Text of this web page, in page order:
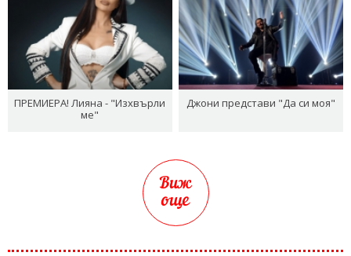
ПРЕМИЕРА! Лияна - "Изхвърли
ме"
Джони представи "Да си моя"
Виж
още